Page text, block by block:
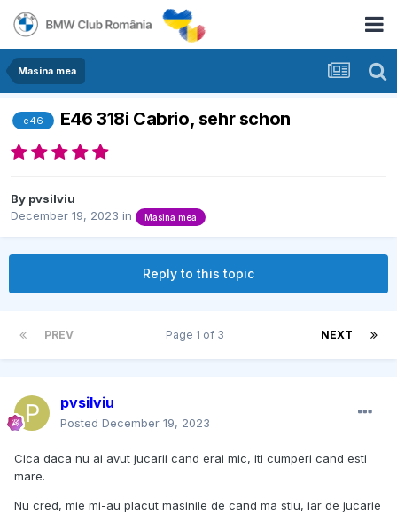
Masina mea
e46 E46 318i Cabrio, sehr schon
By pvsilviu
December 19, 2023 in Masina mea
Reply to this topic
PREV NEXT
Page 1 of 3
pvsilviu
Posted December 19, 2023
Cica daca nu ai avut jucarii cand erai mic, iti cumperi cand esti
mare.
Nu cred, mie mi-au placut masinile de cand ma stiu, iar de jucarie